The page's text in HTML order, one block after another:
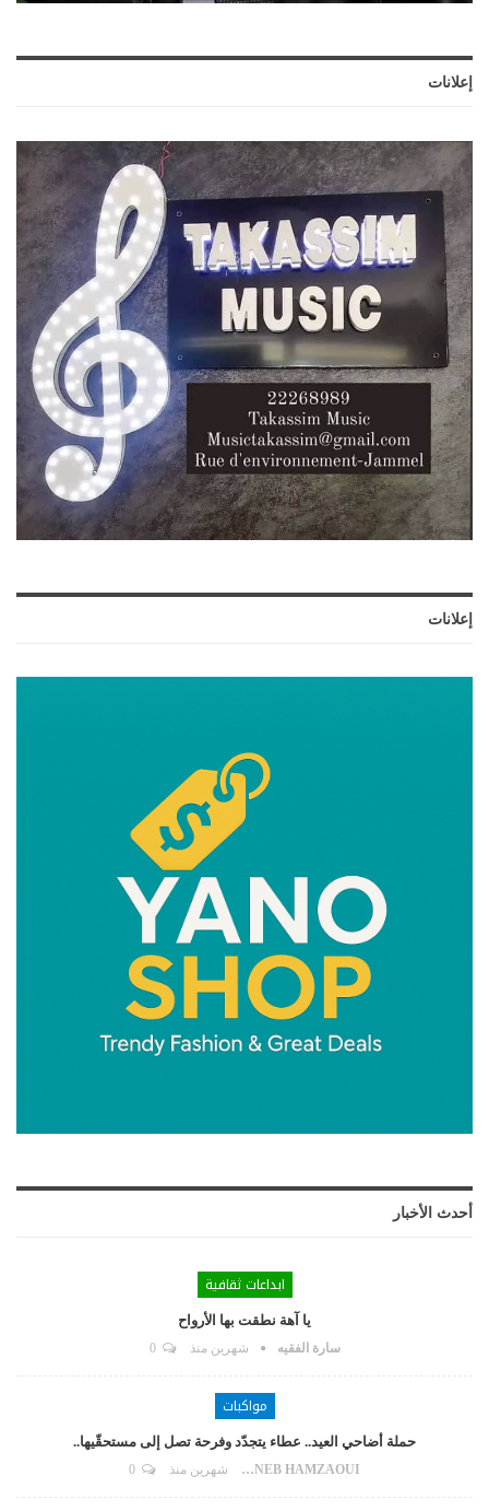
إعلانات
إعلانات
أحدث الأخبار
ابداعات ثقافية
يا آهة نطقت بها الأرواح
سارة الفقيه شهرين منذ 0
مواكبات
حملة أضاحي العيد.. عطاء يتجدّد وفرحة تصل إلى مستحقّيها..
ZAYNEB HAMZAOUI شهرين منذ